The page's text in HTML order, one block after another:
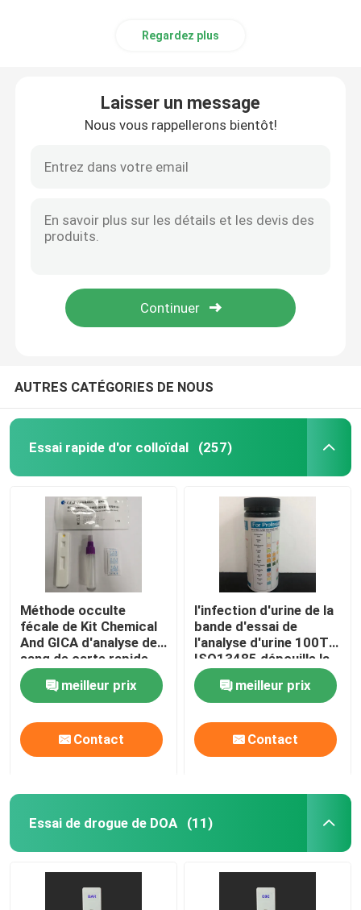
Regardez plus
Laisser un message
Nous vous rappellerons bientôt!
AUTRES CATÉGORIES DE NOUS
Essai rapide d'or colloïdal (257)
Méthode occulte
fécale de Kit Chemical
And GICA d'analyse de
sang de carte rapide
FOB d'essai
meilleur prix
Contact
l'infection d'urine de la
bande d'essai de
l'analyse d'urine 100T
ISO13485 dépouille la
méthode chimique
sèche meilleur prix
Contact
Essai de drogue de DOA (11)